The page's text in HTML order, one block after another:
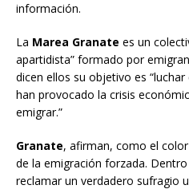
información.
La Marea Granate es un
apartidista” formado por
dicen ellos su objetivo es
han provocado la crisis
emigrar.”
Granate, afirman, como el
de la emigración forzada.
reclamar un verdadero sufragio